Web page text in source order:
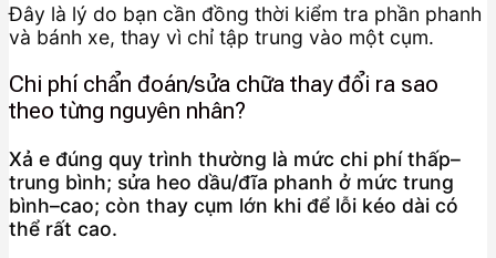
Đây là lý do bạn cần đồng thời kiểm tra phần phanh
và bánh xe, thay vì chỉ tập trung vào một cụm.
Chi phí chẩn đoán/sửa chữa thay đổi ra sao
theo từng nguyên nhân?
Xả e đúng quy trình thường là mức chi phí thấp–
trung bình; sửa heo dầu/đĩa phanh ở mức trung
bình–cao; còn thay cụm lớn khi để lỗi kéo dài có
thể rất cao.